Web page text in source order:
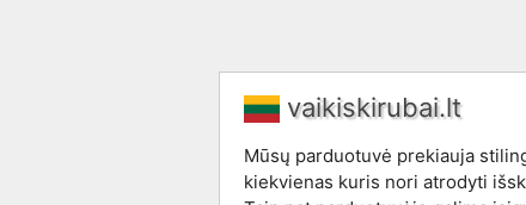
vaikiskirubai.lt
Mūsų parduotuvė prekiauja
kiekvienas kuris nori atrodyti